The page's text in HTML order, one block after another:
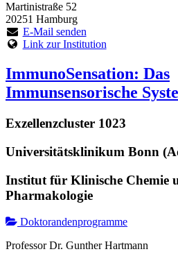
Martinistraße 52
20251 Hamburg
E-Mail senden
Link zur Institution
ImmunoSensation: Das
Immunsensorische
Exzellenzcluster 1023
Universitätsklinikum Bonn
Institut für Klinische Chemie
Pharmakologie
Doktorandenprogramme
Professor Dr. Gunther Hartmann